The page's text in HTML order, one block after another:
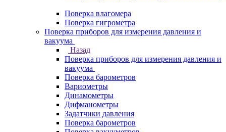
Поверка влагомера
Поверка гигрометра
Поверка приборов для измерения давления и
вакуума
Назад
Поверка приборов для измерения давления и
вакуума
Поверка барометров
Вариометры
Динамометры
Дифманометры
Задатчики давления
Поверка барометров